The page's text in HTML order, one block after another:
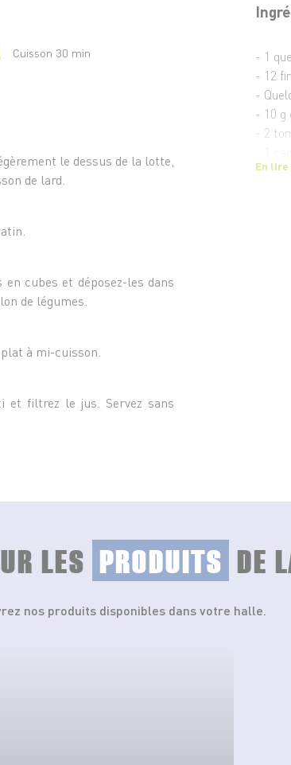
- 1
- 12
-
- 10 g
- 2
- 1
En
Cuisson 30 min
le dessus de la lotte,
de lard.
cubes et déposez-les dans
de légumes.
à mi-cuisson.
filtrez le jus. Servez sans
LES PRODUITS DE
nos produits disponibles dans votre halle.